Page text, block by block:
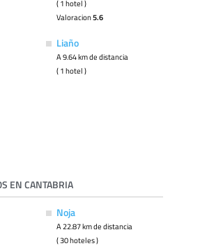
( 1 hotel )
Valoracion5.6
Liaño
A 9.64 km de distancia
( 1 hotel )
EN CANTABRIA
Noja
A 22.87 km de distancia
( 30 hoteles )